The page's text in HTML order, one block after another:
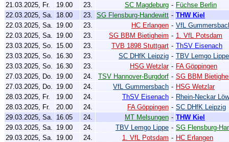
21.03.2025, Fr.
19.00 23. SC Magdeburg - Füchse Berlin
22.03.2025, Sa. 18.00 23. SG Flensburg-Handewitt - THW Kiel
22.03.2025, Sa. 19.00 23. HC Erlangen - VfL
22.03.2025, Sa. 19.00 23. SG BBM Bietigheim - 1. VfL Potsdam
23.03.2025, So. 15.00 23. TVB 1898 Stuttgart - ThSV Eisenach
23.03.2025, So. 16.30 23. SC DHfK Leipzig - TBV Lemgo Lippe
23.03.2025, So. 16.30 23. HSG Wetzlar - FA Göppingen
27.03.2025, Do. 19.00 24. TSV Hannover-Burgdorf - SG BBM
27.03.2025, Do. 19.00 24. VfL Gummersbach - HSG Wetzlar
28.03.2025, Fr.
19.00 24. ThSV Eisenach - Rhein-Neckar
28.03.2025, Fr.
20.00 24. FA Göppingen - SC DHfK Leipzig
29.03.2025, Sa. 16.05 24. MT Melsungen - THW Kiel
29.03.2025, Sa. 19.00 24. TBV Lemgo Lippe - SG Flensburg-
29.03.2025, Sa. 19.00 24. 1. VfL Potsdam - HC Erlangen